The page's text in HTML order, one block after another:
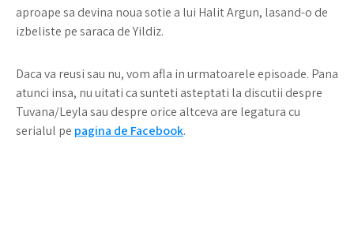
aproape sa devina noua sotie a lui Halit Argun, lasand-o de
izbeliste pe saraca de Yildiz.
Daca va reusi sau nu, vom afla in urmatoarele episoade. Pana
atunci insa, nu uitati ca sunteti asteptati la discutii despre
Tuvana/Leyla sau despre orice altceva are legatura cu
serialul pe pagina de Facebook.